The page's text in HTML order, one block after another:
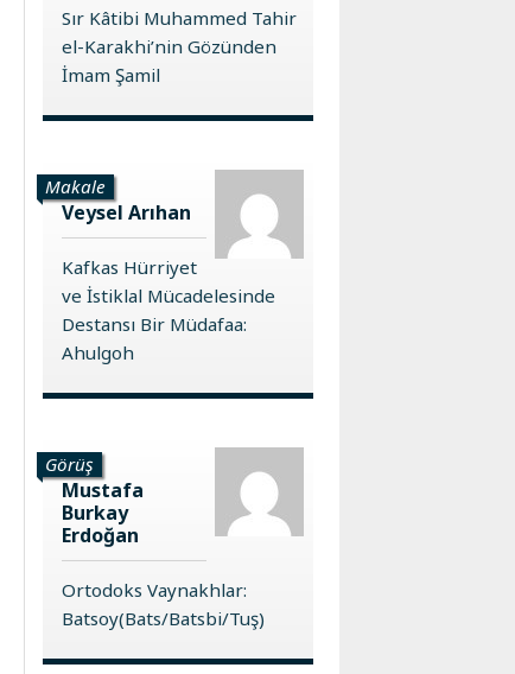
Sır Kâtibi Muhammed Tahir
el-Karakhi’nin Gözünden
İmam Şamil
Makale
Veysel Arıhan
Kafkas Hürriyet
ve İstiklal Mücadelesinde
Destansı Bir Müdafaa:
Ahulgoh
Görüş
Mustafa
Burkay
Erdoğan
Ortodoks Vaynakhlar:
Batsoy(Bats/Batsbi/Tuş)